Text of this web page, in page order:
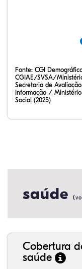
Fonte: CGI
CGIAE/SVSA/
Secretaria de
Informação /
Social (2025)
saúde (
Cobertura
saúde